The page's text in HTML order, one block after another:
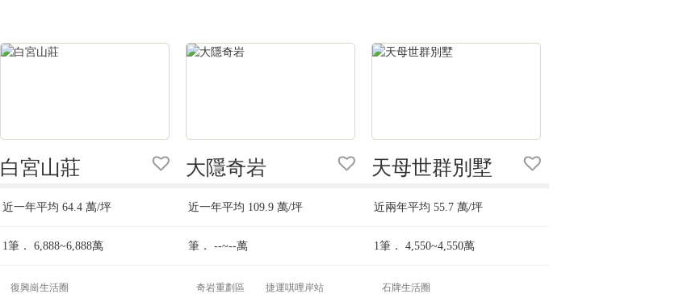
白宮山莊
近一年平均 64.4 萬/坪
1筆． 6,888~6,888萬
復興崗生活圈
大隱奇岩
近一年平均 109.9 萬/坪
筆． --~--萬
奇岩重劃區
捷運唭哩岸站
天母世群別墅
近兩年平均 55.7 萬/坪
1筆． 4,550~4,550萬
石牌生活圈